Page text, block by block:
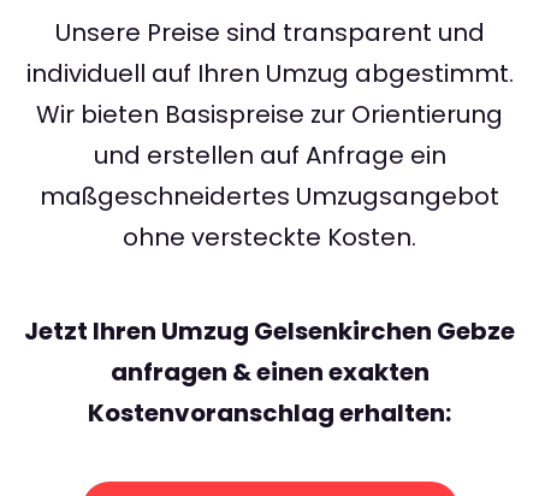
Unsere Preise sind transparent und
individuell auf Ihren Umzug abgestimmt.
Wir bieten Basispreise zur Orientierung
und erstellen auf Anfrage ein
maßgeschneidertes Umzugsangebot
ohne versteckte Kosten.
Jetzt Ihren Umzug Gelsenkirchen Gebze
anfragen & einen exakten
Kostenvoranschlag erhalten: